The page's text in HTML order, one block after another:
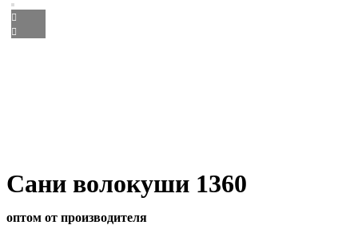
Сани волокуши 1360
оптом от производителя